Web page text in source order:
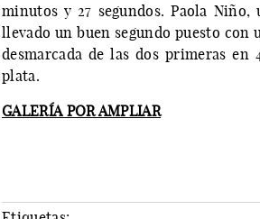
minutos y 27 segundos. Paola
llevado un buen segundo puesto
desmarcada de las dos primeras
plata.
GALERÍA POR AMPLIAR